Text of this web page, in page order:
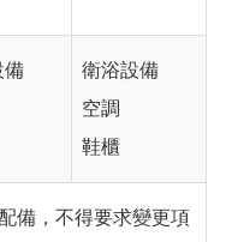
備
衛浴設備
空調
鞋櫃
備，不得要求變更項